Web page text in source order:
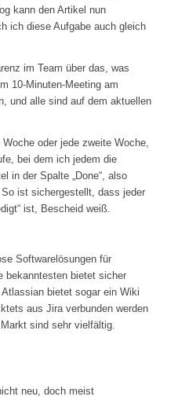
kann den Artikel nun
ich diese Aufgabe auch gleich
im Team über das, was
10-Minuten-Meeting am
und alle sind auf dem aktuellen
oder jede zweite Woche,
bei dem ich jedem die
in der Spalte „Done“, also
So ist sichergestellt, dass jeder
ist, Bescheid weiß.
Softwarelösungen für
bekanntesten bietet sicher
Atlassian bietet sogar ein Wiki
aus Jira verbunden werden
sind sehr vielfältig.
neu, doch meist